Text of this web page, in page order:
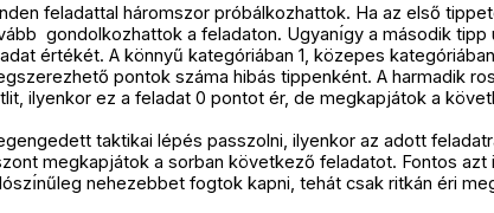
feladattal háromszor próbálkozhattok. Ha az első
gondolkozhattok a feladaton. Ugyanı́gy a második
értékét. A könnyű kategóriában 1, közepes
pontok száma hibás tippenként. A harmadik
ilyenkor ez a feladat 0 pontot ér, de megkapjátok a
taktikai lépés passzolni, ilyenkor az adott
megkapjátok a sorban következő feladatot. Fontos
nehezebbet fogtok kapni, tehát csak ritkán éri